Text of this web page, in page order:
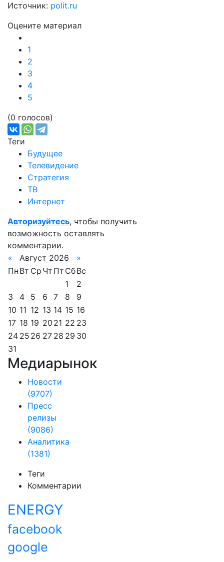
Источник: polit.ru
Оцените материал
1
2
3
4
5
(0 голосов)
Теги
Будущее
Телевидение
Стратегия
ТВ
Интернет
Авторизуйтесь, чтобы получить
возможность оставлять
комментарии.
«
Август 2026
»
Пн Вт Ср Чт Пт СбВс
1
2
3
4 5 6 7 8
9
10 11 12 13 14 15 16
17 18 19 20 21 22 23
24 25 26 27 28 29 30
31
Медиарынок
Новости
(9707)
Пресс
релизы
(9086)
Аналитика
(1381)
Теги
Комментарии
ENERGY
facebook
google